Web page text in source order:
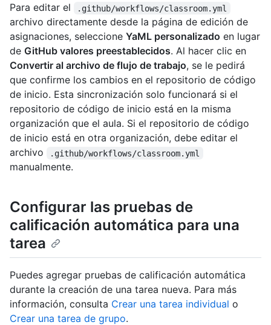
Para editar el .github/workflows/classroom.yml
archivo directamente desde la página de edición de
asignaciones, seleccione YaML personalizado en lugar
de GitHub valores preestablecidos. Al hacer clic en
Convertir al archivo de flujo de trabajo, se le pedirá
que confirme los cambios en el repositorio de código
de inicio. Esta sincronización solo funcionará si el
repositorio de código de inicio está en la misma
organización que el aula. Si el repositorio de código
de inicio está en otra organización, debe editar el
archivo
.github/workflows/classroom.yml
manualmente.
Configurar las pruebas de
calificación automática para una
tarea
Puedes agregar pruebas de calificación automática
durante la creación de una tarea nueva. Para más
información, consulta Crear una tarea individual o
Crear una tarea de grupo.